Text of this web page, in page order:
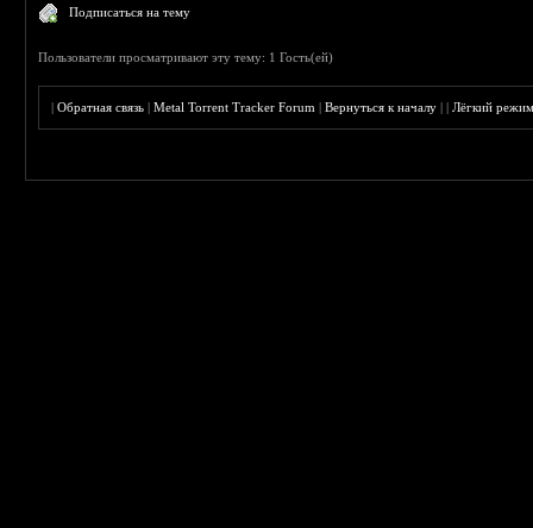
Подписаться на тему
Пользователи просматривают эту тему: 1 Гость(ей)
|Обратная связь |Metal Torrent Tracker Forum |Вернуться к началу ||Лёгкий